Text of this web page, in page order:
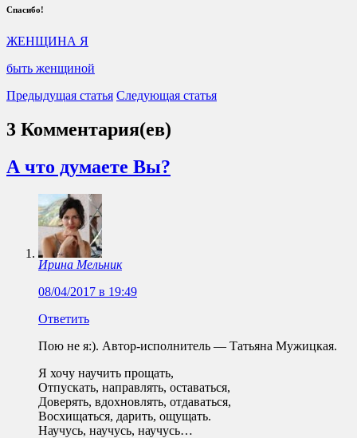
Спасибо!
ЖЕНЩИНА Я
быть женщиной
Предыдущая статья Следующая статья
3 Комментария(ев)
А что думаете Вы?
Ирина Мельник
08/04/2017 в 19:49
Ответить
Пою не я:). Автор-исполнитель — Татьяна Мужицкая.
Я хочу научить прощать,
Отпускать, направлять, оставаться,
Доверять, вдохновлять, отдаваться,
Восхищаться, дарить, ощущать.
Научусь, научусь, научусь…